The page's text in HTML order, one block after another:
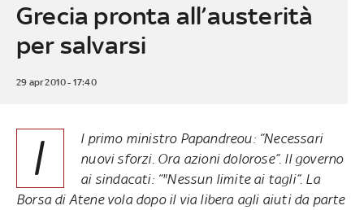
Grecia pronta all’austerità
per salvarsi
29 apr 2010 - 17:40
I
l primo ministro Papandreou: “Necessari
nuovi sforzi. Ora azioni dolorose”. Il governo
ai sindacati: “"Nessun limite ai tagli”. La
Borsa di Atene vola dopo il via libera agli aiuti da parte